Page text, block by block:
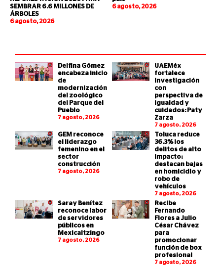
SEMBRAR 6.6 MILLONES DE
ÁRBOLES
6 agosto, 2026
6 agosto, 2026
Delfina Gómez
encabeza inicio
de
modernización
del zoológico
del Parque del
Pueblo
7 agosto, 2026
UAEMéx
fortalece
investigación
con
perspectiva de
igualdad y
cuidados: Paty
Zarza
7 agosto, 2026
GEM reconoce
el liderazgo
femenino en el
sector
construcción
7 agosto, 2026
Toluca reduce
36.3% los
delitos de alto
impacto;
destacan bajas
en homicidio y
robo de
vehículos
7 agosto, 2026
Saray Benítez
reconoce labor
de servidores
públicos en
Mexicaltzingo
7 agosto, 2026
Recibe
Fernando
Flores a Julio
César Chávez
para
promocionar
función de box
profesional
7 agosto, 2026